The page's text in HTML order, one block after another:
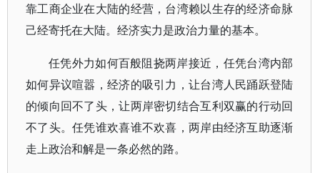
靠工商企业在大陆的经营，台湾赖以生存的经济命脉
己经寄托在大陆。经济实力是政治力量的基本。
任凭外力如何百般阻挠两岸接近，任凭台湾内部
如何异议喧嚣，经济的吸引力，让台湾人民踊跃登陆
的倾向回不了头，让两岸密切结合互利双赢的行动回
不了头。任凭谁欢喜谁不欢喜，两岸由经济互助逐渐
走上政治和解是一条必然的路。